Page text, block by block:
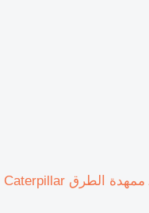
بطانة الأسطوانة PERNO 5K-3496 لـ ممهدة الطرق Caterpillar